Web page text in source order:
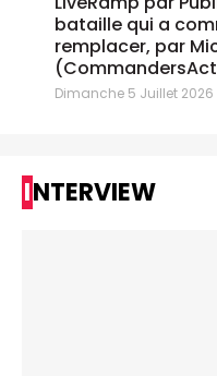
bataille qui a
remplacer, par
Dimanche 5 Juillet 2026
INTERVIEW